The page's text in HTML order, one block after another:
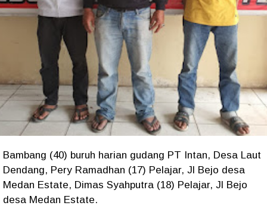
Bambang (40) buruh harian gudang PT Intan, Desa Laut
Dendang, Pery Ramadhan (17) Pelajar, Jl Bejo desa
Medan Estate, Dimas Syahputra (18) Pelajar, Jl Bejo
desa Medan Estate.